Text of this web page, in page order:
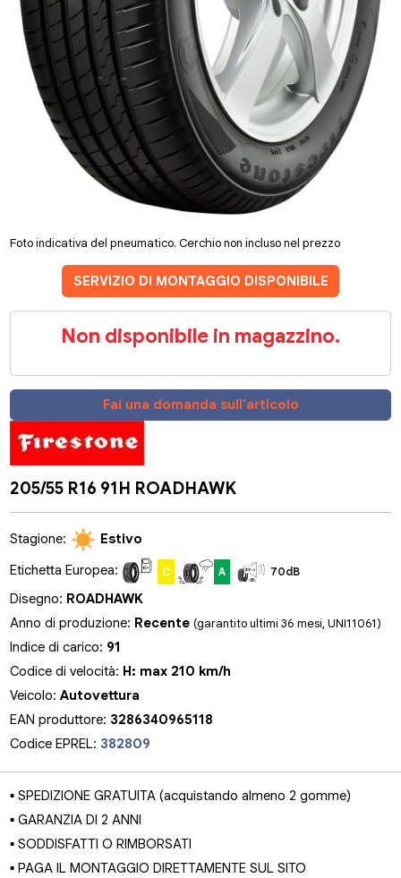
Foto indicativa del pneumatico. Cerchio non incluso nel prezzo
SERVIZIO DI MONTAGGIO DISPONIBILE
Non disponibile in magazzino.
Fai una domanda sull'articolo
205/55 R16 91H ROADHAWK
Stagione:
Estivo
Etichetta Europea:
C A 70dB
Disegno: ROADHAWK
Anno di produzione: Recente(garantito ultimi 36 mesi, UNI11061)
Indice di carico: 91
Codice di velocità: H: max 210 km/h
Veicolo:Autovettura
EAN produttore: 3286340965118
Codice EPREL: 382809
▪ SPEDIZIONE GRATUITA (acquistando almeno 2 gomme)
▪ GARANZIA DI 2 ANNI
▪ SODDISFATTI O RIMBORSATI
▪ PAGA IL MONTAGGIO DIRETTAMENTE SUL SITO